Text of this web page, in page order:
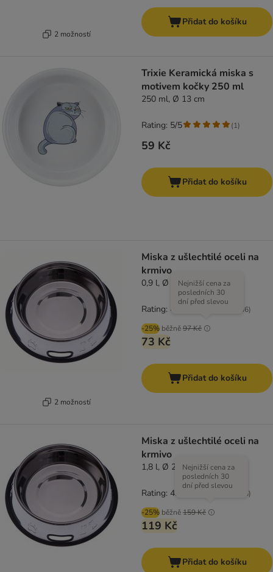
2 možností
Přidat do košíku
Trixie Keramická miska s
motivem kočky 250 ml
250 ml, Ø 13 cm
59 Kč
Rating: 5/5 (1)
Přidat do košíku
2 možností
Miska z ušlechtilé oceli na
krmivo
0,9 l, Ø 23 cm
-25% běžně97 Kč
Nejnižší cena za
posledních 30
dní před slevou
73 Kč
Rating: 4.4/5 36)
Přidat do košíku
Miska z ušlechtilé oceli na
krmivo
1,8 l, Ø 27 cm
-25% běžně159 Kč
Nejnižší cena za
posledních 30
dní před slevou
119 Kč
Rating: 4.4/5 36)
Přidat do košíku